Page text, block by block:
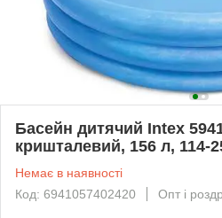
Басейн дитячий Intex
кришталевий, 156 л, 114-
Немає в наявності
Код: 6941057402420
Опт і